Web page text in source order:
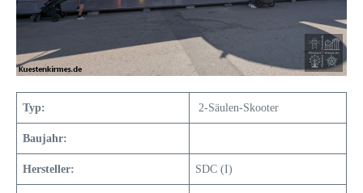
Typ: 2-Säulen-Skooter
Baujahr:
Hersteller: SDC (I)